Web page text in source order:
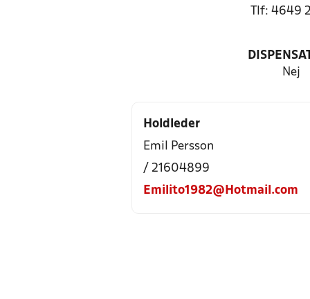
Tlf: 4649
Nej
Holdleder
Emil Persson
/ 21604899
Emilito1982@Hotmail.com